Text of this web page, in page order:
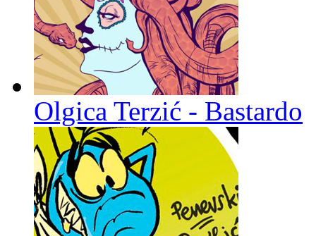
Olgica Terzić - Bastardo